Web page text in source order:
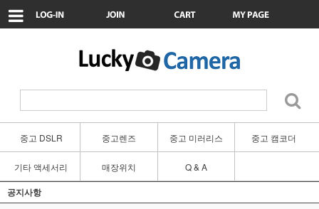
중고 DSLR 중고렌즈 중고 미러리스 중고 캠코더
기타 액세서리 매장위치 Q & A
공지사항